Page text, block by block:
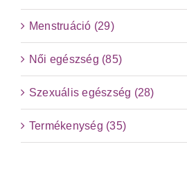
Menstruáció (29)
Női egészség (85)
Szexuális egészség (28)
Termékenység (35)